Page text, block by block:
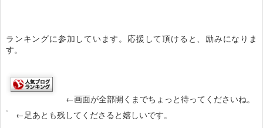
ランキングに参加しています。応援して頂けると、励みになりま
す。
←画面が全部開くまでちょっと待ってくださいね。
←足あとも残してくださると嬉しいです。